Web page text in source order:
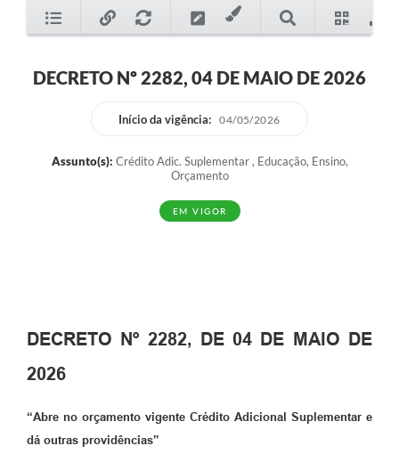
Arquivos para Download
Secretarias
Projetos
Contas Públicas
Legislação
DECRETO Nº 2282, 04 DE MAIO DE 2026
Início da vigência: 04/05/2026
Assunto(s): Crédito Adic. Suplementar , Educação, Ensino,
Orçamento
EM VIGOR
DECRETO Nº 2282, DE 04 DE MAIO DE
2026
“Abre no orçamento vigente Crédito Adicional Suplementar e
dá outras providências”